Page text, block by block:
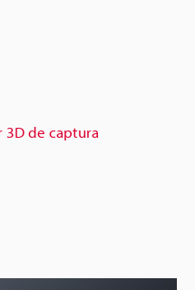
3D de captura